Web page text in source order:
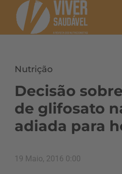
Nutrição
Decisão
de glifosato
adiada para
19 Maio, 2016 0:00